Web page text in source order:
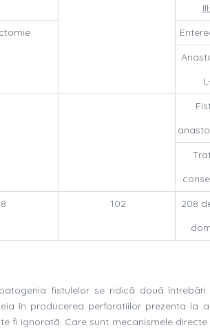
102
208
fistulelor se ridicã douã
în producerea perforatiilor prezenta la
fi ignoratã. Care sunt mecanismele